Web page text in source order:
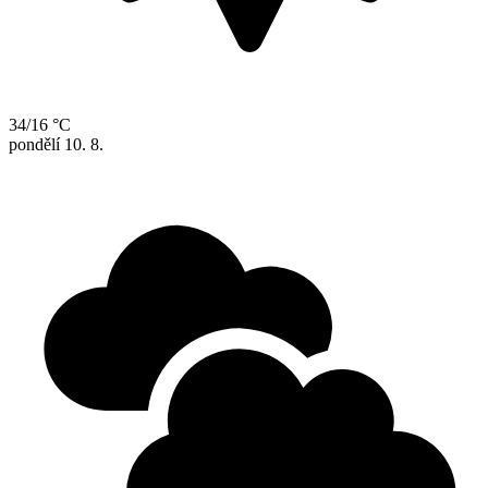
34/16 °C
pondělí 10. 8.